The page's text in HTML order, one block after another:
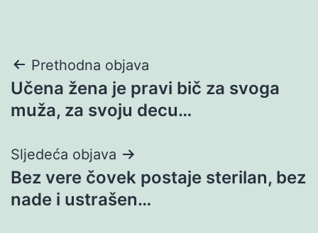
Navigacija
objava
Prethodna objava
Učena žena je pravi bič za svoga
muža, za svoju decu…
Sljedeća objava
Bez vere čovek postaje sterilan, bez
nade i ustrašen…